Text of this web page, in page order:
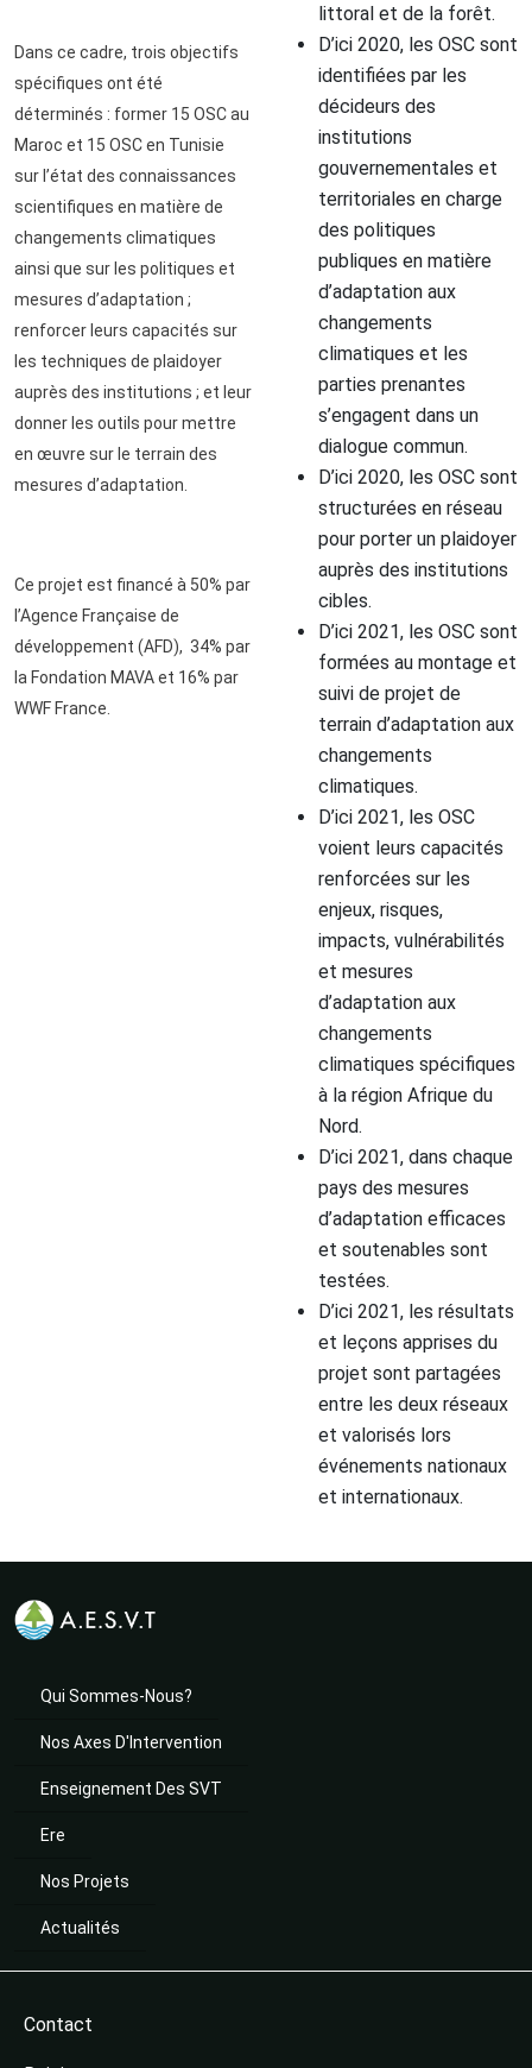
Dans ce cadre, trois objectifs
spécifiques ont été
déterminés : former 15 OSC au
Maroc et 15 OSC en Tunisie
sur l’état des connaissances
scientifiques en matière de
changements climatiques
ainsi que sur les politiques et
mesures d’adaptation ;
renforcer leurs capacités sur
les techniques de plaidoyer
auprès des institutions ; et leur
donner les outils pour mettre
en œuvre sur le terrain des
mesures d’adaptation.
Ce projet est financé à 50% par
l’Agence Française de
développement (AFD), 34% par
la Fondation MAVA et 16% par
WWF France.
littoral et de la forêt.
D’ici 2020, les OSC sont
identifiées par les
décideurs des
institutions
gouvernementales et
territoriales en charge
des politiques
publiques en matière
d’adaptation aux
changements
climatiques et les
parties prenantes
s’engagent dans un
dialogue commun.
D’ici 2020, les OSC sont
structurées en réseau
pour porter un plaidoyer
auprès des institutions
cibles.
D’ici 2021, les OSC sont
formées au montage et
suivi de projet de
terrain d’adaptation aux
changements
climatiques.
D’ici 2021, les OSC
voient leurs capacités
renforcées sur les
enjeux, risques,
impacts, vulnérabilités
et mesures
d’adaptation aux
changements
climatiques spécifiques
à la région Afrique du
Nord.
D’ici 2021, dans chaque
pays des mesures
d’adaptation efficaces
et soutenables sont
testées.
D’ici 2021, les résultats
et leçons apprises du
projet sont partagées
entre les deux réseaux
et valorisés lors
événements nationaux
et internationaux.
Contact
Qui Sommes-Nous?
Nos Axes D'Intervention
Enseignement Des SVT
Ere
Nos Projets
Actualités